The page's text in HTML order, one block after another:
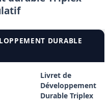
DURABLE
Livret de
Développement
Durable Triplex